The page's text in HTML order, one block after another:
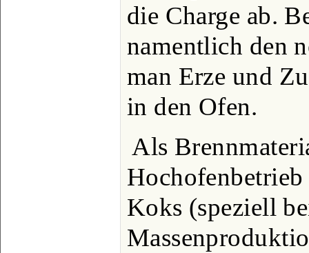
die Charge ab.
namentlich den
man Erze und
in den Ofen.
Als
Koks (speziell